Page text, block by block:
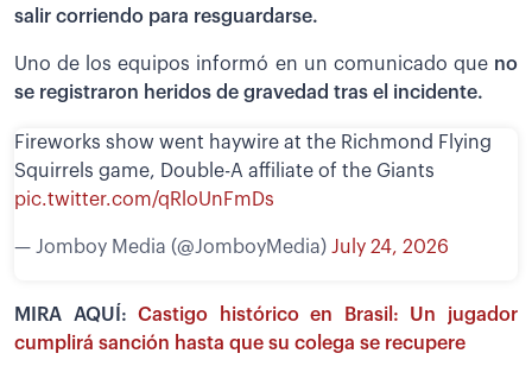
salir corriendo para resguardarse.
Uno de los equipos informó en un comunicado que no
se registraron heridos de gravedad tras el incidente.
Fireworks show went haywire at the Richmond Flying
Squirrels game, Double-A affiliate of the Giants
pic.twitter.com/qRloUnFmDs
— Jomboy Media (@JomboyMedia) July 24, 2026
MIRA AQUÍ:Castigo histórico en Brasil: Un jugador
cumplirá sanción hasta que su colega se recupere